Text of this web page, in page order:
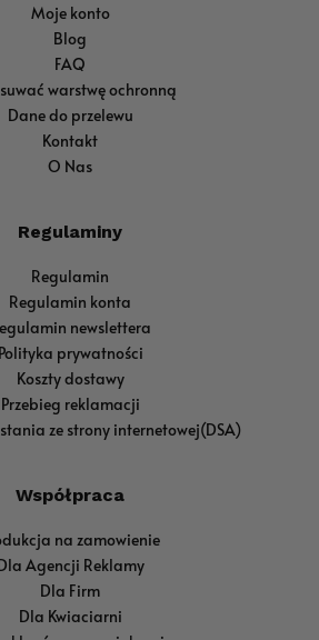
Moje konto
Blog
FAQ
warstwę ochronną
Dane do przelewu
Kontakt
O Nas
Regulaminy
Regulamin
Regulamin konta
newslettera
Polityka prywatności
Koszty dostawy
Przebieg reklamacji
ze strony internetowej(DSA)
Współpraca
na zamowienie
Agencji Reklamy
Dla Firm
Dla Kwiaciarni